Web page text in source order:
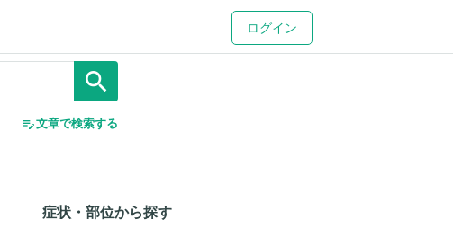
ログイン
search
edit_note文章で検索する
症状・部位から探す